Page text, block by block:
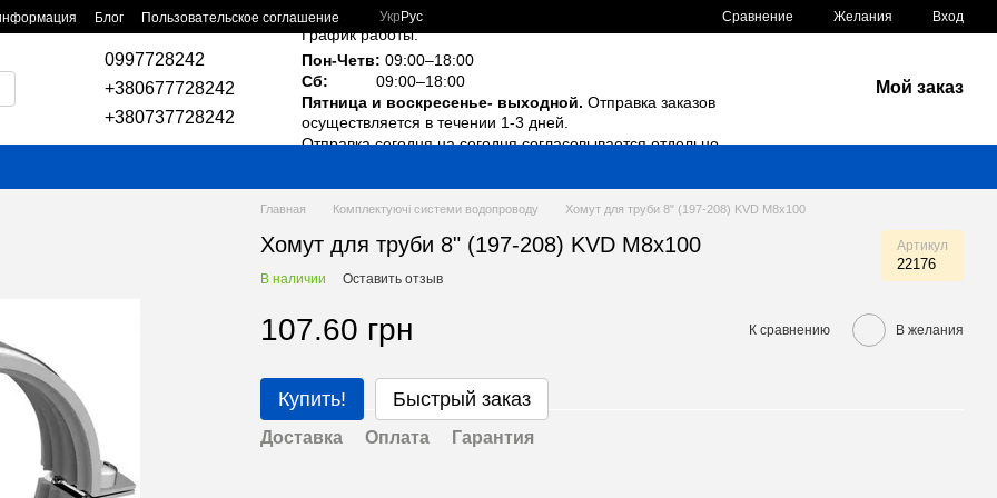
Блог Пользовательское соглашение Укр Рус Сравнение Желания Вход
0997728242
+380677728242
+380737728242
График работы:
Пон-Четв: 09:00–18:00
Сб:
09:00–18:00
Пятница и воскресенье- выходной. Отправка заказов
осуществляется в течении 1-3 дней.
Отправка сегодня на сегодня согласовывается отдельно.
Мой заказ
Главная Комплектуючі системи водопроводу Хомут для труби 8" (197-208) KVD М8х100
Хомут для труби 8" (197-208) KVD М8х100 Артикул
22176
В наличии Оставить отзыв
107.60 грн К сравнению В желания
Купить! Быстрый заказ
Доставка Оплата Гарантия